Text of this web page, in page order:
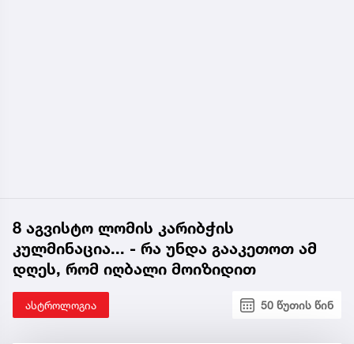
8 აგვისტო ლომის კარიბჭის
კულმინაცია... - რა უნდა გააკეთოთ ამ
დღეს, რომ იღბალი მოიზიდით
ასტროლოგია 50 წუთის წინ